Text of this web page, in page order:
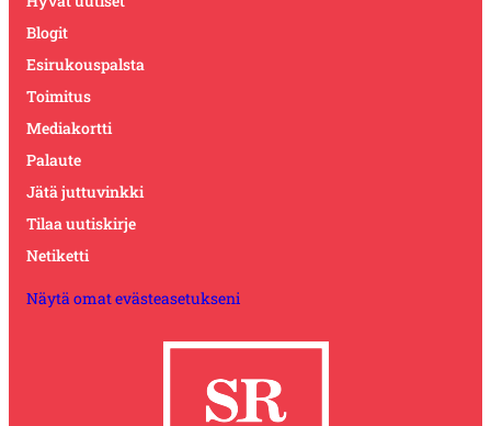
Blogit
Esirukouspalsta
Toimitus
Mediakortti
Palaute
Jätä juttuvinkki
Tilaa uutiskirje
Netiketti
Näytä omat evästeasetukseni